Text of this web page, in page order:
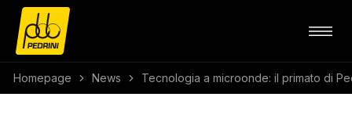
Homepage News Tecnologia a microonde: il primato di